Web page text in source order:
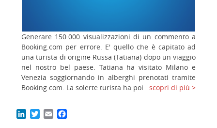
Generare 150.000 visualizzazioni di un commento a
Booking.com per errore. E' quello che è capitato ad
una turista di origine Russa (Tatiana) dopo un viaggio
nel nostro bel paese. Tatiana ha visitato Milano e
Venezia soggiornando in alberghi prenotati tramite
Booking.com. La solerte turista ha poi
scopri di più >
LinkedInTwitter
Email